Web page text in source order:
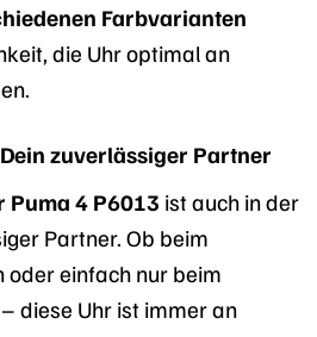
Farbvarianten
die Uhr optimal an
zuverlässiger Partner
Puma 4 P6013 ist auch in der
Partner. Ob beim
einfach nur beim
diese Uhr ist immer an